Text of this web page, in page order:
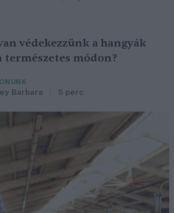
védekezzünk a hangyák
természetes módon?
Barbara 5 perc